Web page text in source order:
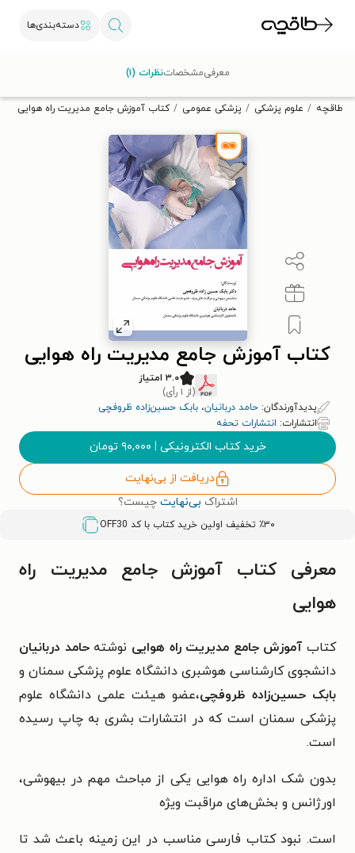
دسته‌بندی‌ها
تخفیف از طاقچه دریافت کن.
طاقچه علوم پزشکی پزشکی عمومی کتاب آموزش جامع مدیریت راه هوایی
کتاب آموزش جامع مدیریت راه هوایی
۳.۰ امتیاز
(از ۱ رأی)
پدیدآورندگان: حامد دربانیان، بابک حسین‌زاده ظروفچی
انتشارات: انتشارات تحفه
خرید کتاب الکترونیکی | ۹۰,۰۰۰ تومان
دریافت از بی‌نهایت
اشتراک بی‌نهایت چیست؟
٪۳۰ تخفیف اولین خرید کتاب با کد OFF30
معرفیمشخصاتنظرات (۱)
معرفی کتاب آموزش جامع مدیریت راه
هوایی
کتاب آموزش جامع مدیریت راه هوایی نوشته حامد دربانیان
دانشجوی کارشناسی هوشبری دانشگاه علوم پزشکی سمنان و
بابک حسین‌زاده ظروفچی،عضو هیئت علمی دانشگاه علوم
پزشکی سمنان است که در انتشارات بشری به چاپ رسیده
است.
بدون شک اداره راه هوایی یکی از مباحث مهم در بیهوشی،
اورژانس و بخش‌های مراقبت ویژه
است. نبود کتاب فارسی مناسب در این زمینه باعث شد تا